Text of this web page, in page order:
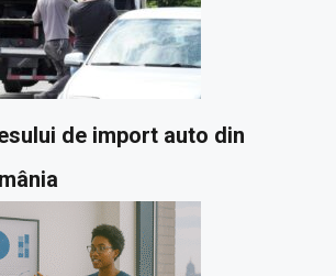
de import auto din